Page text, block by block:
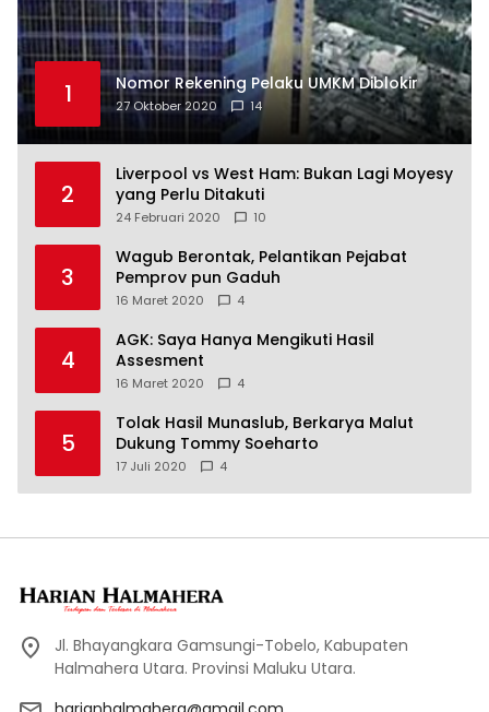
1 Nomor Rekening Pelaku UMKM Diblokir
27 Oktober 2020 14
2
Liverpool vs West Ham: Bukan Lagi Moyesy
yang Perlu Ditakuti
24 Februari 2020 10
3
Wagub Berontak, Pelantikan Pejabat
Pemprov pun Gaduh
16 Maret 2020 4
4
AGK: Saya Hanya Mengikuti Hasil
Assesment
16 Maret 2020 4
5
Tolak Hasil Munaslub, Berkarya Malut
Dukung Tommy Soeharto
17 Juli 2020 4
Jl. Bhayangkara Gamsungi-Tobelo, Kabupaten
Halmahera Utara. Provinsi Maluku Utara.